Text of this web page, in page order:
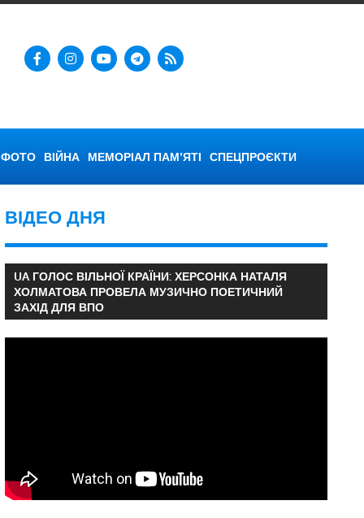
ФОТО ВІЙНА МЕМОРІАЛ ПАМ’ЯТІ СПЕЦПРОЄКТИ
ВІДЕО ДНЯ
UA ГОЛОС ВІЛЬНОЇ КРАЇНИ: ХЕРСОНКА НАТАЛЯ
ХОЛМАТОВА ПРОВЕЛА МУЗИЧНО ПОЕТИЧНИЙ
ЗАХІД ДЛЯ ВПО